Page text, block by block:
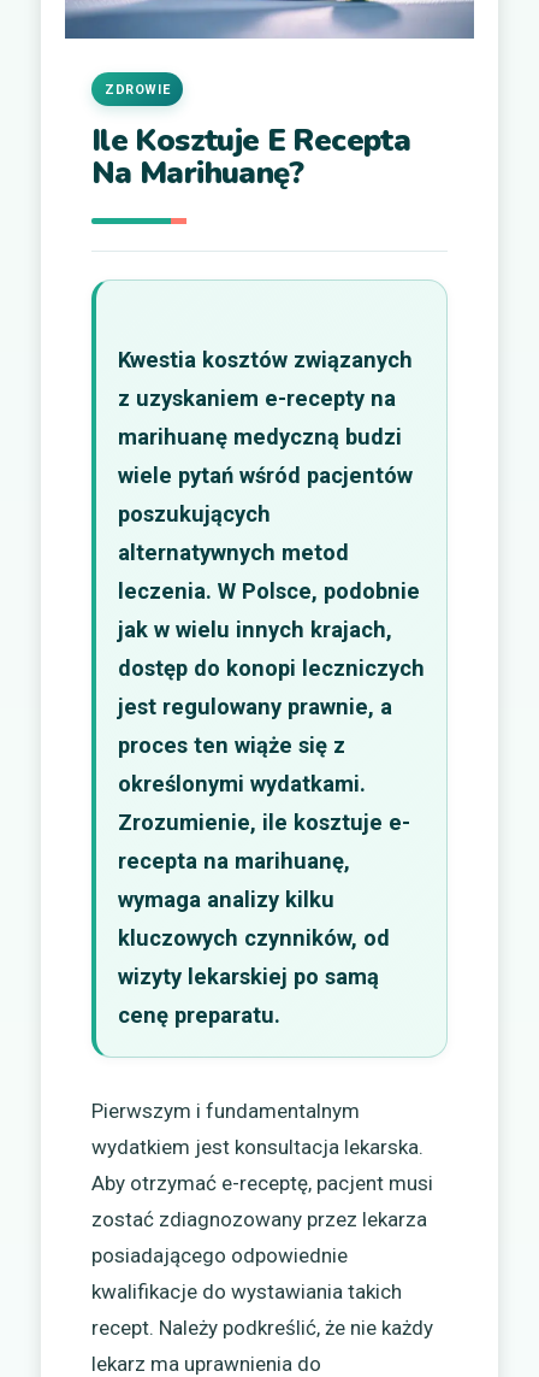
Ile Kosztuje E Recepta
Na Marihuanę?
ZDROWIE
Kwestia kosztów związanych
z uzyskaniem e-recepty na
marihuanę medyczną budzi
wiele pytań wśród pacjentów
poszukujących
alternatywnych metod
leczenia. W Polsce, podobnie
jak w wielu innych krajach,
dostęp do konopi leczniczych
jest regulowany prawnie, a
proces ten wiąże się z
określonymi wydatkami.
Zrozumienie, ile kosztuje e-
recepta na marihuanę,
wymaga analizy kilku
kluczowych czynników, od
wizyty lekarskiej po samą
cenę preparatu.
Pierwszym i fundamentalnym
wydatkiem jest konsultacja lekarska.
Aby otrzymać e-receptę, pacjent musi
zostać zdiagnozowany przez lekarza
posiadającego odpowiednie
kwalifikacje do wystawiania takich
recept. Należy podkreślić, że nie każdy
lekarz ma uprawnienia do